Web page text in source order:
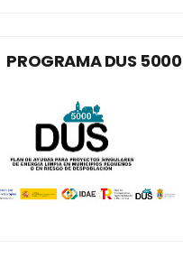
PROGRAMA DUS 5000